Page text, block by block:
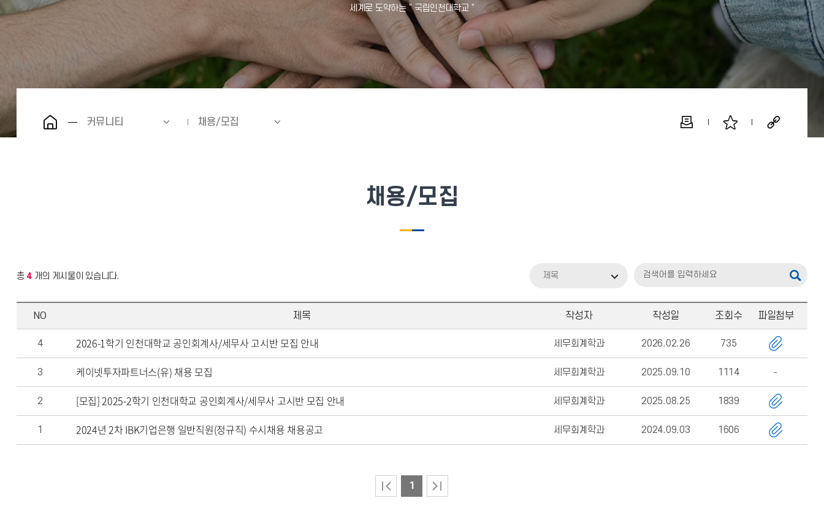
커뮤니티 채용/모집
채용/모집
총 4개의 게시물이 있습니다. 제목
NO 제목 작성자 작성일 조회수 파일첨부
4 2026-1학기 인천대학교 공인회계사/세무사 고시반 모집 안내 세무회계학과 2026.02.26 735
3 케이넷투자파트너스(유) 채용 모집 세무회계학과 2025.09.10 1114
2 [모집] 2025-2학기 인천대학교 공인회계사/세무사 고시반 모집 안내 세무회계학과 2025.08.25 1839
1 2024년 2차 IBK기업은행 일반직원(정규직) 수시채용 채용공고 세무회계학과 2024.09.03 1606
1